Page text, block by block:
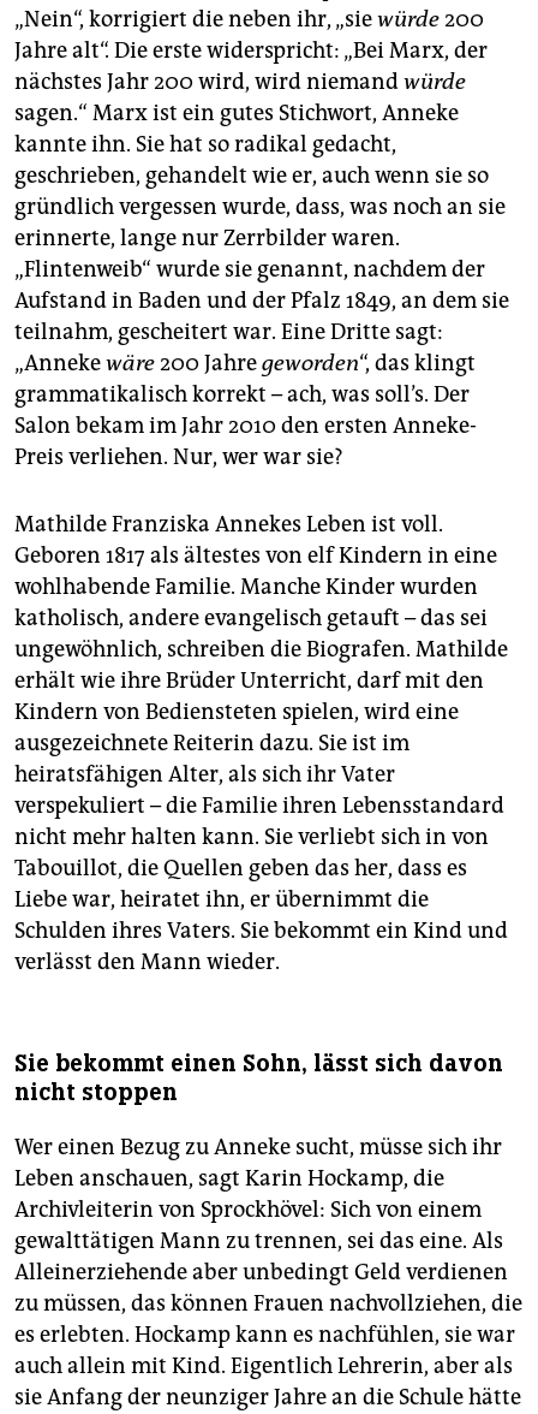
„Nein“, korrigiert die neben ihr, „siewürde200
Jahre alt“. Die erste widerspricht: „Bei Marx, der
nächstes Jahr 200 wird, wird niemandwürde
sagen.“ Marx ist ein gutes Stichwort, Anneke
kannte ihn. Sie hat so radikal gedacht,
geschrieben, gehandelt wie er, auch wenn sie so
gründlich vergessen wurde, dass, was noch an sie
erinnerte, lange nur Zerrbilder waren.
„Flintenweib“ wurde sie genannt, nachdem der
Aufstand in Baden und der Pfalz 1849, an dem sie
teilnahm, gescheitert war. Eine Dritte sagt:
„Annekewäre200 Jahregeworden“, das klingt
grammatikalisch korrekt – ach, was soll’s. Der
Salon bekam im Jahr 2010 den ersten Anneke-
Preis verliehen. Nur, wer war sie?
Mathilde Franziska Annekes Leben ist voll.
Geboren 1817 als ältestes von elf Kindern in eine
wohlhabende Familie. Manche Kinder wurden
katholisch, andere evangelisch getauft – das sei
ungewöhnlich, schreiben die Biografen. Mathilde
erhält wie ihre Brüder Unterricht, darf mit den
Kindern von Bediensteten spielen, wird eine
ausgezeichnete Reiterin dazu. Sie ist im
heiratsfähigen Alter, als sich ihr Vater
verspekuliert – die Familie ihren Lebensstandard
nicht mehr halten kann. Sie verliebt sich in von
Tabouillot, die Quellen geben das her, dass es
Liebe war, heiratet ihn, er übernimmt die
Schulden ihres Vaters. Sie bekommt ein Kind und
verlässt den Mann wieder.
Sie bekommt einen Sohn, lässt sich davon
nicht stoppen
Wer einen Bezug zu Anneke sucht, müsse sich ihr
Leben anschauen, sagt Karin Hockamp, die
Archivleiterin von Sprockhövel: Sich von einem
gewalttätigen Mann zu trennen, sei das eine. Als
Alleinerziehende aber unbedingt Geld verdienen
zu müssen, das können Frauen nachvollziehen, die
es erlebten. Hockamp kann es nachfühlen, sie war
auch allein mit Kind. Eigentlich Lehrerin, aber als
sie Anfang der neunziger Jahre an die Schule hätte